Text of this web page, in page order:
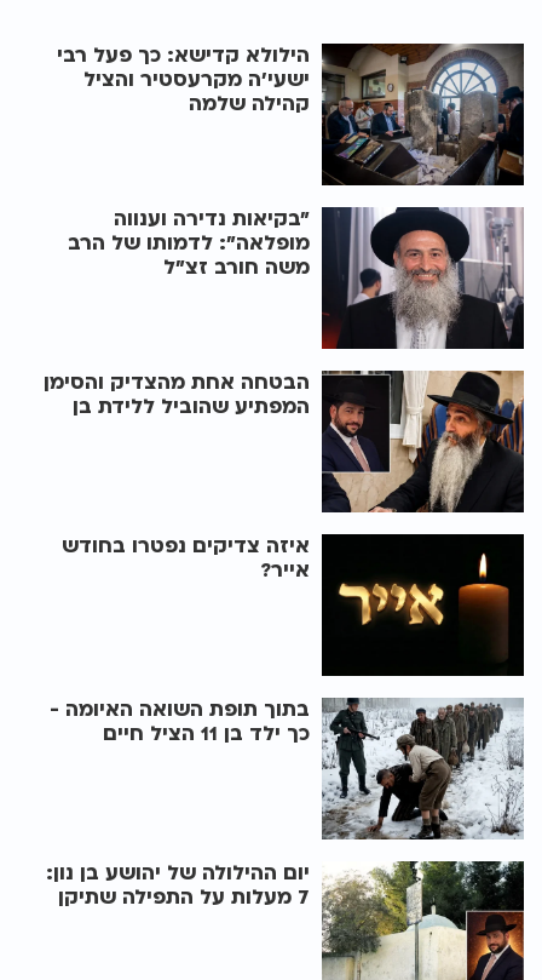
הילולא קדישא: כך פעל רבי
ישעי'ה מקרעסטיר והציל
קהילה שלמה
"בקיאות נדירה וענווה
מופלאה": לדמותו של הרב
משה חורב זצ"ל
הבטחה אחת מהצדיק והסימן
המפתיע שהוביל ללידת בן
איזה צדיקים נפטרו בחודש
אייר?
בתוך תופת השואה האיומה -
כך ילד בן 11 הציל חיים
יום ההילולה של יהושע בן נון:
7 מעלות על התפילה שתיקן